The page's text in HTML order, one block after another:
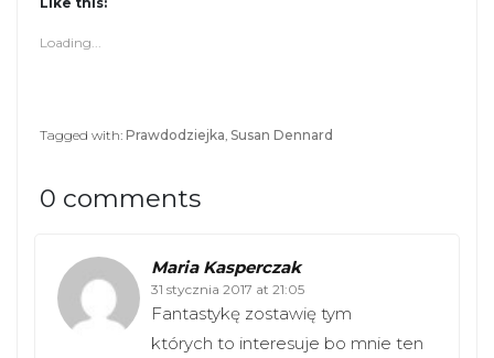
Loading...
Tagged with: Prawdodziejka, Susan Dennard
0 comments
Maria Kasperczak
31 stycznia 2017 at 21:05
Fantastykę zostawię tym
których to interesuje bo mnie ten